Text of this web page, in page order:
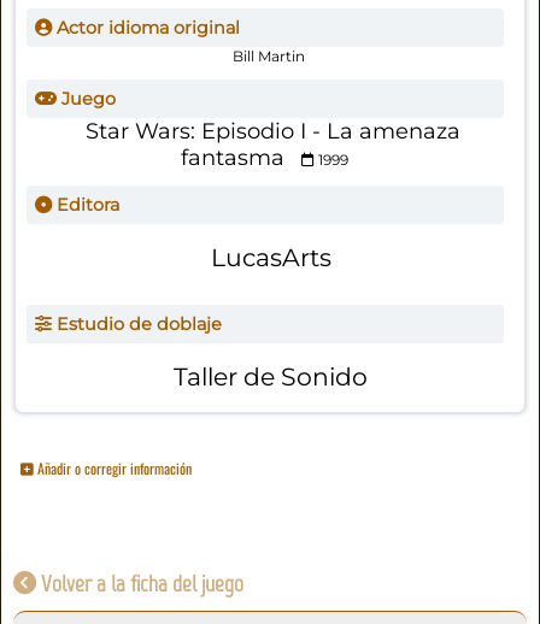
Actor idioma original
Bill Martin
Juego
Star Wars: Episodio I - La amenaza
fantasma
1999
Editora
LucasArts
Estudio de doblaje
Taller de Sonido
Añadir o corregir información
Volver a la ficha del juego